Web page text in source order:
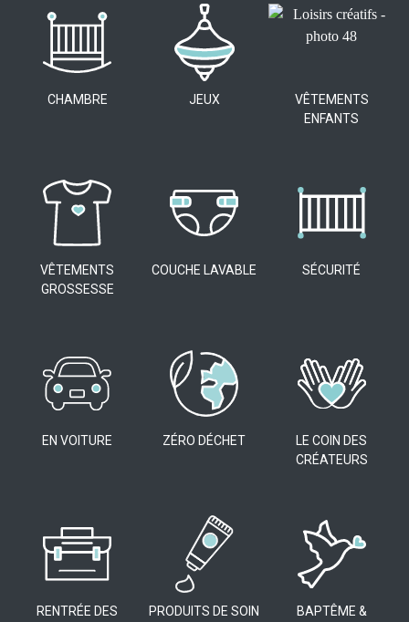
CHAMBRE JEUX
VÊTEMENTS
ENFANTS
VÊTEMENTS
GROSSESSE
COUCHE LAVABLE SÉCURITÉ
EN VOITURE ZÉRO DÉCHET
LE COIN DES
CRÉATEURS
RENTRÉE DES
PRODUITS DE SOIN
BAPTÊME &